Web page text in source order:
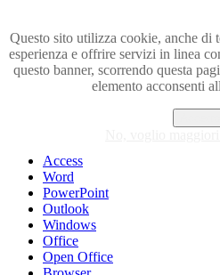
Questo sito utilizza cookie, anche di
esperienza e offrire servizi in linea
questo banner, scorrendo questa
elemento acconsenti
Visita i forum di SOS-OFFICE
Access
Word
PowerPoint
Outlook
Windows
Office
Open Office